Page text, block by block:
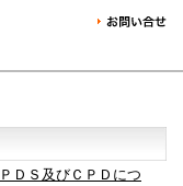
ＤＳ及びＣＰＤにつ